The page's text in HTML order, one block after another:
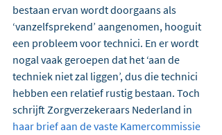
bestaan ervan wordt doorgaans als
‘vanzelfsprekend’ aangenomen, hooguit
een probleem voor technici. En er wordt
nogal vaak geroepen dat het ‘aan de
techniek niet zal liggen’, dus die technici
hebben een relatief rustig bestaan. Toch
schrijft Zorgverzekeraars Nederland in
haar brief aan de vaste Kamercommissie